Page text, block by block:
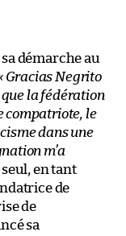
démarche au
Gracias Negrito
que la fédération
compatriote, le
dans une
m’a
seul, en tant
de
de
sa